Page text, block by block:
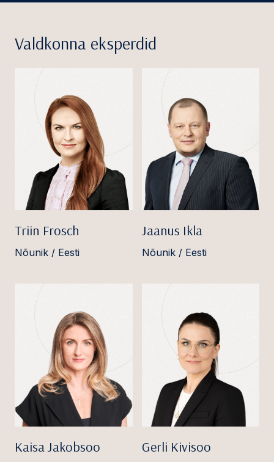
Valdkonna eksperdid
Triin Frosch
Nõunik / Eesti
Jaanus Ikla
Nõunik / Eesti
Kaisa Jakobsoo Gerli Kivisoo